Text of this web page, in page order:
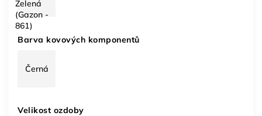
Zelená
(Gazon -
861)
Barva kovových komponentů
Černá
Velikost ozdoby